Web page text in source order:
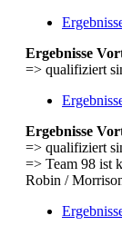
Ergebnisse
=> qualifiziert
Ergebnisse
=> qualifiziert
=> Team 98 ist
Robin /